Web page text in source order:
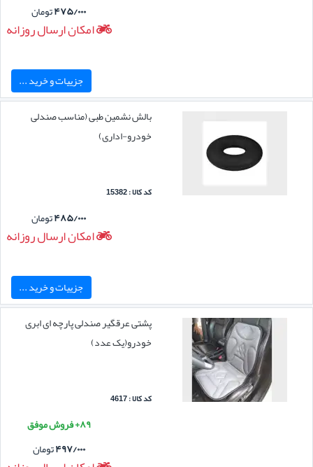
۴۷۵/۰۰۰تومان
امکان ارسال روزانه
جزییات و خرید ...
بالش نشمین طبی (مناسب صندلی
خودرو-اداری)
کد کالا : 15382
۴۸۵/۰۰۰تومان
امکان ارسال روزانه
جزییات و خرید ...
پشتی عرقگیر صندلی پارچه ای ابری
خودرو(یک عدد)
کد کالا : 4617
۸۹+ فروش موفق
۴۹۷/۰۰۰تومان